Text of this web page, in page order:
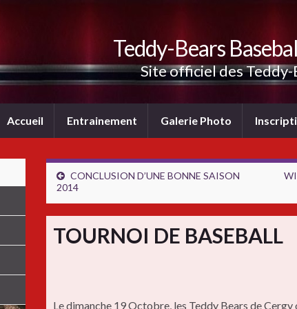
Teddy-Bears
Site officiel des Teddy-
Accueil Entrainement Galerie Photo
CONCLUSION D’UNE BONNE SAISON
2014
TOURNOI DE BASEBALL
Le dimanche 19 Octobre, les Teddy Bears de